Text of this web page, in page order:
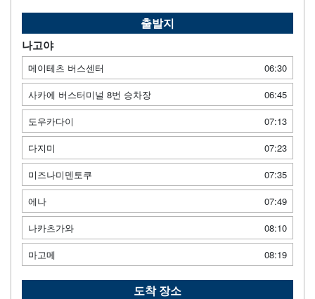
출발지
나고야
메이테츠 버스센터
06:30
사카에 버스터미널 8번 승차장
06:45
도우카다이
07:13
다지미
07:23
미즈나미덴토쿠
07:35
에나
07:49
나카츠가와
08:10
마고메
08:19
도착 장소